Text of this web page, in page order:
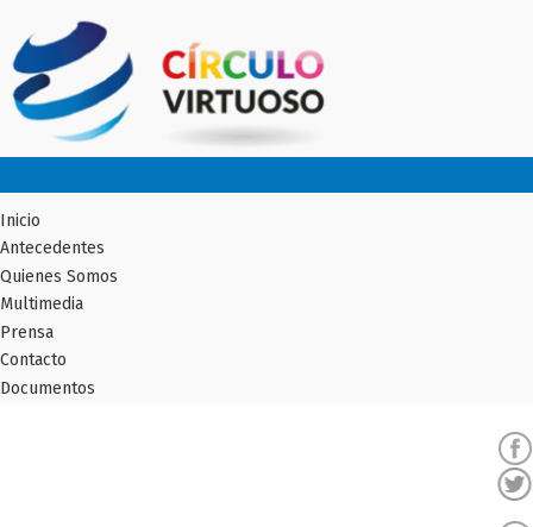
Inicio
Antecedentes
Quienes Somos
Multimedia
Prensa
Contacto
Documentos